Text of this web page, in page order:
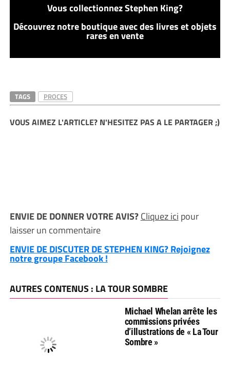
Vous collectionnez Stephen King?
Découvrez notre boutique avec des livres et objets
rares en vente
TAGS PROCES
VOUS AIMEZ L'ARTICLE? N'HESITEZ PAS A LE PARTAGER ;)
ENVIE DE DONNER VOTRE AVIS?Cliquez ici pour
laisser un commentaire
ENVIE DE DISCUTER DE STEPHEN KING? Rejoignez
notre groupe Facebook !
AUTRES CONTENUS : LA TOUR SOMBRE
Michael Whelan arrête les
commissions privées
d’illustrations de « La Tour
Sombre »